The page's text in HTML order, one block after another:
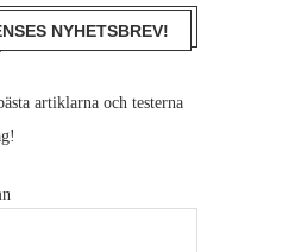
NYHETSBREV!
artiklarna och testerna